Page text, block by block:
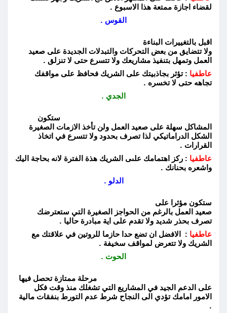
لقضاء اجازة ممتعة هذا الاسبوع .
القوس .
اقبل بالتغييرات البناءة
ولا تتضايق من بعض التحركات والتبدلات الجديدة على صعيد
العمل وتمهل بتنفيذ مشاريعك ولا تتسرع حتى لا تنزلق .
عاطفيا : تؤثر بجاذبيتك على الشريك فحافظ على مواقفك
تجاهه حتى لا تخسره .
الجدي .
ستكون
المشاكل سهلة على صعيد العمل ولن تأخذ الازمات الصغيرة
الشكل الدراماتيكي لذا تصرف بحدود ولا تتسرع في اتخاذ
القرارات .
عاطفيا : ركز اهتمامك علىى الشريك هذة الفترة لانه بحاجة اليك
واشعره بحنانك .
الدلو .
ستكون مؤثرا على
صعيد العمل بالرغم من الحواجز الصغيرة التي ستعترضك
تصرف بحذر شديد ولا تقدم على اية مبادرة حاليا .
عاطفيا : الافضل ان تضع حدا حازما للروتين في علاقتك مع
الشريك ولا تتعرض لمواقف سخيفة .
الحوت .
مرحلة ممتازة تحصل فيها
على الدعم الجيد في المشاريع التي تشغلك منذ وقت فكل
الامور امامك تؤدي الى النجاح شرط عدم التورط بنفقات مالية
.